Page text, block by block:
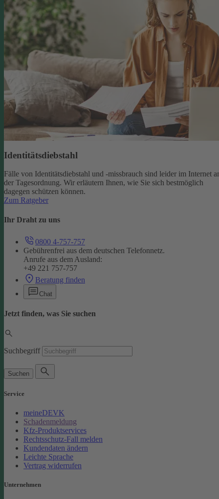
Identitätsdiebstahl
Fälle von Identitätsdiebstahl und -missbrauch sind leider im Internet
der Tagesordnung. Wir erläutern Ihnen, wie Sie sich bestmöglich
dagegen schützen können.
Zum Ratgeber
Ihr Draht zu uns
0800 4-757-757
Gebührenfrei aus dem deutschen Telefonnetz.
Anrufe aus dem Ausland:
+49 221 757-757
Beratung finden
Chat
Jetzt finden, was Sie suchen
Suchbegriff
Suchen
Service
meineDEVK
Schadenmeldung
Kfz-Produktservices
Rechtsschutz-Fall melden
Kundendaten ändern
Leichte Sprache
Vertrag widerrufen
Unternehmen